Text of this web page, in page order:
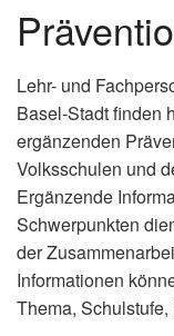
Lehr- und
Basel-Stadt finden
ergänzenden
Volksschulen und
Ergänzende
Schwerpunkten
der
Informationen
Thema,